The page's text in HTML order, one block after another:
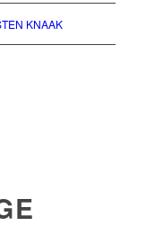
KNAAK